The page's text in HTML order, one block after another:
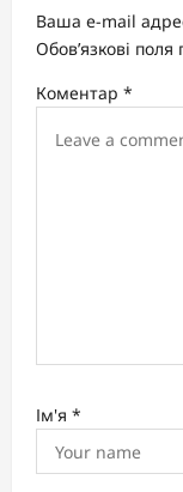
a
i
Ваша e-mail
Обов’язкові поля
Коментар *
Ім'я *